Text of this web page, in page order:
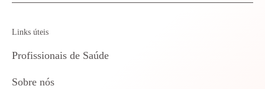
Links úteis
Profissionais de Saúde
Sobre nós